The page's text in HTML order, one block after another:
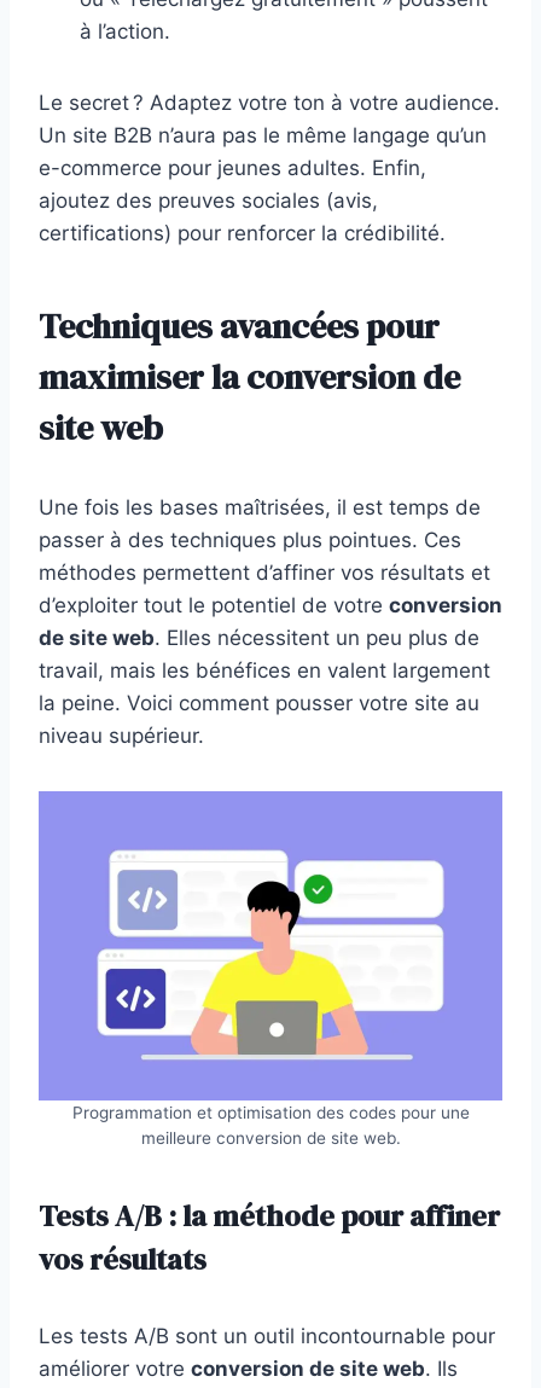
à l’action.
Le secret ? Adaptez votre ton à votre audience.
Un site B2B n’aura pas le même langage qu’un
e-commerce pour jeunes adultes. Enfin,
ajoutez des preuves sociales (avis,
certifications) pour renforcer la crédibilité.
Techniques avancées pour
maximiser la conversion de
site web
Une fois les bases maîtrisées, il est temps de
passer à des techniques plus pointues. Ces
méthodes permettent d’affiner vos résultats et
d’exploiter tout le potentiel de votre conversion
de site web. Elles nécessitent un peu plus de
travail, mais les bénéfices en valent largement
la peine. Voici comment pousser votre site au
niveau supérieur.
Programmation et optimisation des codes pour une
meilleure conversion de site web.
Tests A/B : la méthode pour affiner
vos résultats
Les tests A/B sont un outil incontournable pour
améliorer votre conversion de site web. Ils